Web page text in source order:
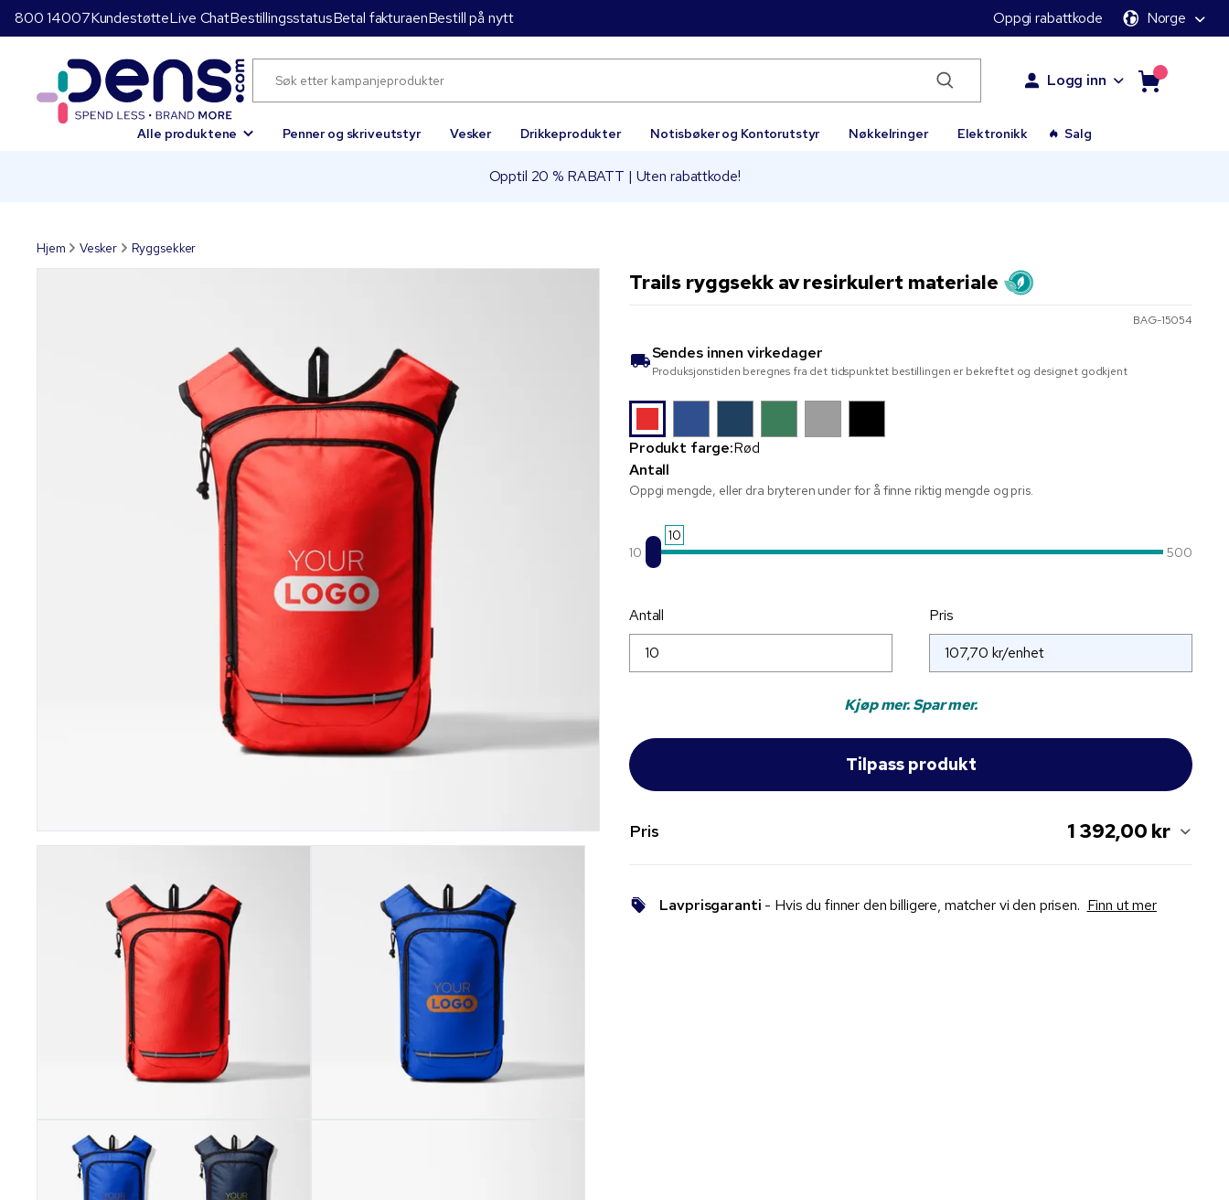
800 14007KundestøtteLive ChatBestillingsstatusBetal fakturaenBestill på nytt Oppgi rabattkode Norge
Logg inn
Alle produktene Penner og skriveutstyr Vesker Drikkeprodukter Notisbøker og Kontorutstyr Nøkkelringer Elektronikk Salg
Opptil 20 % RABATT | Uten rabattkode!
Hjem Vesker Ryggsekker
Trails ryggsekk av resirkulert materiale
BAG-15054
Sendes innen virkedager
Produksjonstiden beregnes fra det tidspunktet bestillingen er bekreftet og designet godkjent
Produkt farge:Rød
Antall
Oppgi mengde, eller dra bryteren under for å finne riktig mengde og pris.
10
10
500
Antall Pris
Kjøp mer. Spar mer.
Pris 1 392,00 kr
Lavprisgaranti - Hvis du finner den billigere, matcher vi den prisen. Finn ut mer